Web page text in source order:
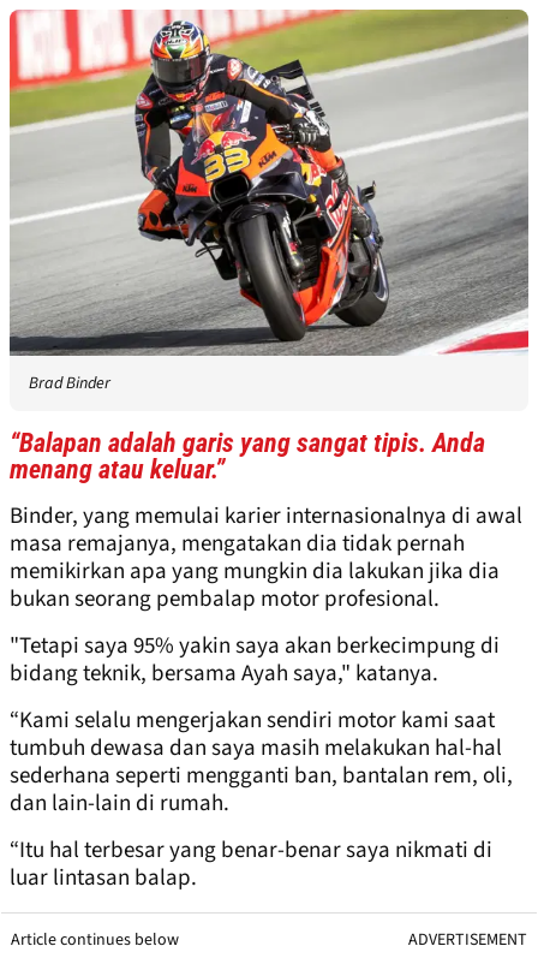
Brad Binder
“Balapan adalah garis yang sangat tipis. Anda
menang atau keluar.”
Binder, yang memulai karier internasionalnya di awal
masa remajanya, mengatakan dia tidak pernah
memikirkan apa yang mungkin dia lakukan jika dia
bukan seorang pembalap motor profesional.
"Tetapi saya 95% yakin saya akan berkecimpung di
bidang teknik, bersama Ayah saya," katanya.
“Kami selalu mengerjakan sendiri motor kami saat
tumbuh dewasa dan saya masih melakukan hal-hal
sederhana seperti mengganti ban, bantalan rem, oli,
dan lain-lain di rumah.
“Itu hal terbesar yang benar-benar saya nikmati di
luar lintasan balap.
Article continues below ADVERTISEMENT